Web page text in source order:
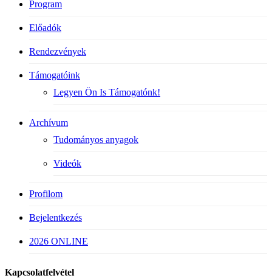
Program
Előadók
Rendezvények
Támogatóink
Legyen Ön Is Támogatónk!
Archívum
Tudományos anyagok
Videók
Profilom
Bejelentkezés
2026 ONLINE
Kapcsolatfelvétel